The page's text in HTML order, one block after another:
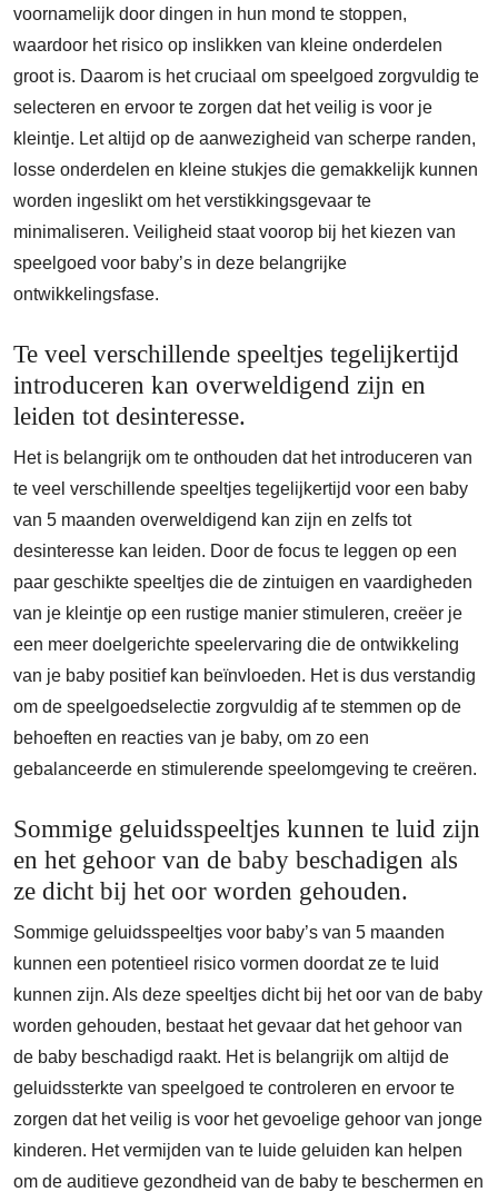
voornamelijk door dingen in hun mond te stoppen,
waardoor het risico op inslikken van kleine onderdelen
groot is. Daarom is het cruciaal om speelgoed zorgvuldig te
selecteren en ervoor te zorgen dat het veilig is voor je
kleintje. Let altijd op de aanwezigheid van scherpe randen,
losse onderdelen en kleine stukjes die gemakkelijk kunnen
worden ingeslikt om het verstikkingsgevaar te
minimaliseren. Veiligheid staat voorop bij het kiezen van
speelgoed voor baby’s in deze belangrijke
ontwikkelingsfase.
Te veel verschillende speeltjes tegelijkertijd
introduceren kan overweldigend zijn en
leiden tot desinteresse.
Het is belangrijk om te onthouden dat het introduceren van
te veel verschillende speeltjes tegelijkertijd voor een baby
van 5 maanden overweldigend kan zijn en zelfs tot
desinteresse kan leiden. Door de focus te leggen op een
paar geschikte speeltjes die de zintuigen en vaardigheden
van je kleintje op een rustige manier stimuleren, creëer je
een meer doelgerichte speelervaring die de ontwikkeling
van je baby positief kan beïnvloeden. Het is dus verstandig
om de speelgoedselectie zorgvuldig af te stemmen op de
behoeften en reacties van je baby, om zo een
gebalanceerde en stimulerende speelomgeving te creëren.
Sommige geluidsspeeltjes kunnen te luid zijn
en het gehoor van de baby beschadigen als
ze dicht bij het oor worden gehouden.
Sommige geluidsspeeltjes voor baby’s van 5 maanden
kunnen een potentieel risico vormen doordat ze te luid
kunnen zijn. Als deze speeltjes dicht bij het oor van de baby
worden gehouden, bestaat het gevaar dat het gehoor van
de baby beschadigd raakt. Het is belangrijk om altijd de
geluidssterkte van speelgoed te controleren en ervoor te
zorgen dat het veilig is voor het gevoelige gehoor van jonge
kinderen. Het vermijden van te luide geluiden kan helpen
om de auditieve gezondheid van de baby te beschermen en